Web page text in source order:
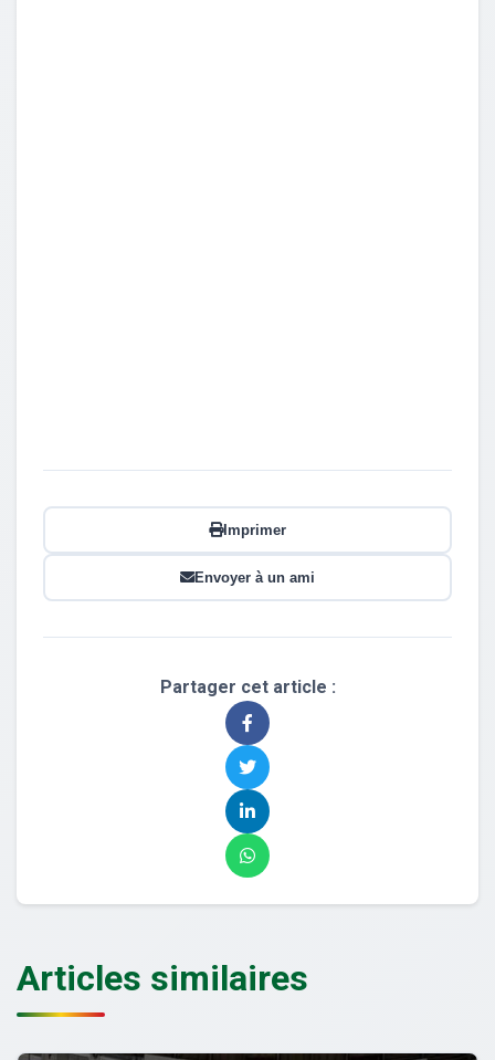
Imprimer
Envoyer à un ami
Partager cet article :
Articles similaires